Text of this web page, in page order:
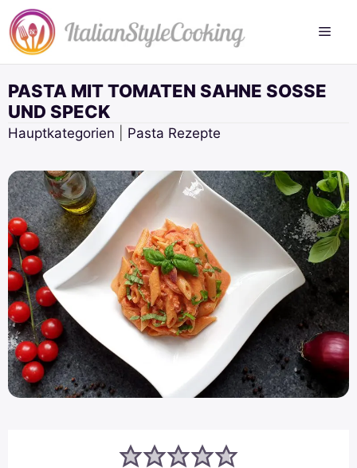
Zum
Inhalt
springen
PASTA MIT TOMATEN SAHNE SOSSE U
ND SPECK
Hauptkategorien Pasta Rezepte